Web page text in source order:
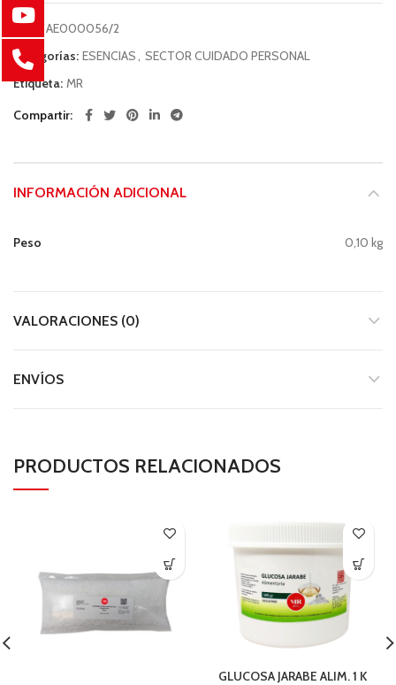
COD: AE000056/2
Categorías: ESENCIAS, SECTOR CUIDADO PERSONAL
Etiqueta: MR
Compartir
INFORMACIÓN ADICIONAL
Peso 0,10 kg
VALORACIONES (0)
ENVÍOS
PRODUCTOS RELACIONADOS
GLUCOSA JARABE ALIM. 1 K